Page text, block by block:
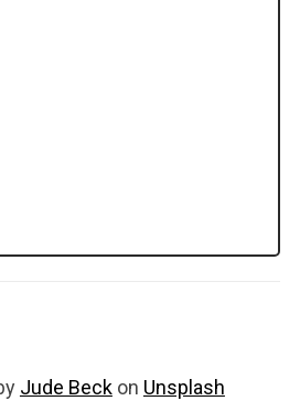
Jude Beckon Unsplash